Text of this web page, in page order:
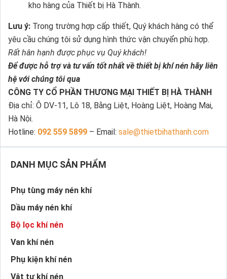
DANH MỤC SẢN PHẨM
Phụ tùng máy nén khí
Dầu máy nén khí
Bộ lọc khí nén
Van khí nén
Phụ kiện khí nén
Vật tư khí nén
kho hàng của Thiết bị Hà Thành.
Lưu ý: Trong trường hợp cấp thiết, Quý khách hàng có thể
yêu cầu chúng tôi sử dụng hình thức vận chuyển phù hợp.
Rất hân hạnh được phục vụ Quý khách!
Để được hỗ trợ và tư vấn tốt nhất về thiết bị khí nén hãy liên
hệ với chúng tôi qua
CÔNG TY CỔ PHẦN THƯƠNG MẠI THIẾT BỊ HÀ THÀNH
Địa chỉ: Ô DV-11, Lô 18, Bằng Liệt, Hoàng Liệt, Hoàng Mai,
Hà Nội.
Hotline: 092 559 5899 – Email: sale@thietbihathanh.com